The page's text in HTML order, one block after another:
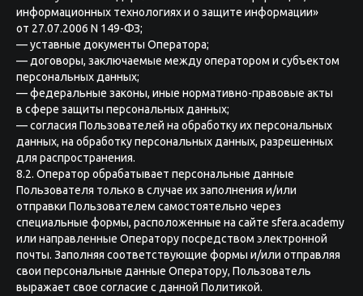
информационных технологиях и о защите информации»
от 27.07.2006 N 149-ФЗ;
— уставные документы Оператора;
— договоры, заключаемые между оператором и субъектом
персональных данных;
— федеральные законы, иные нормативно-правовые акты
в сфере защиты персональных данных;
— согласия Пользователей на обработку их персональных
данных, на обработку персональных данных, разрешенных
для распространения.
8.2. Оператор обрабатывает персональные данные
Пользователя только в случае их заполнения и/или
отправки Пользователем самостоятельно через
специальные формы, расположенные на сайте sfera.academy
или направленные Оператору посредством электронной
почты. Заполняя соответствующие формы и/или отправляя
свои персональные данные Оператору, Пользователь
выражает свое согласие с данной Политикой.